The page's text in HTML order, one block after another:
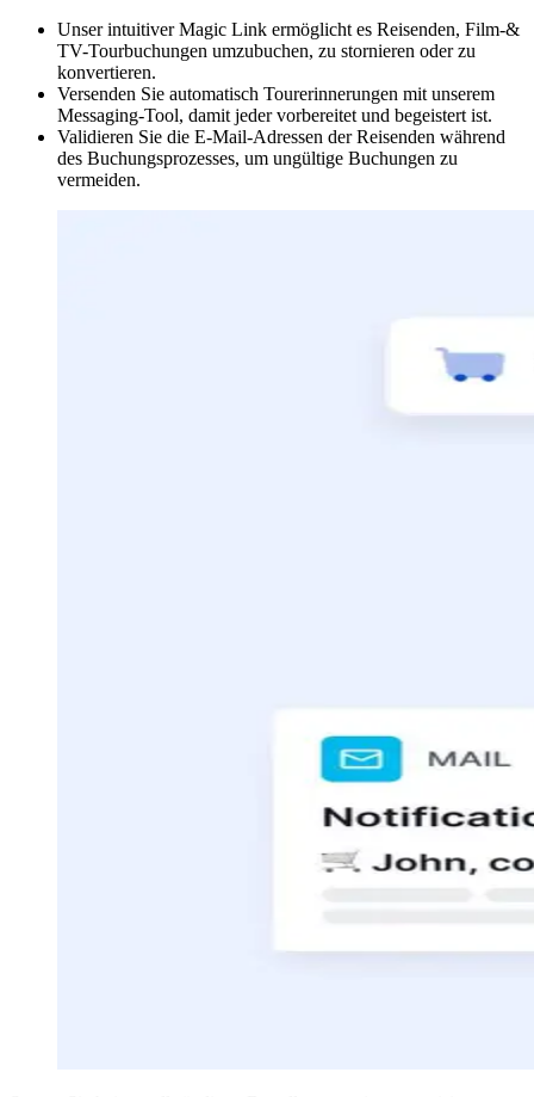
Unser intuitiver Magic Link ermöglicht es Reisenden, Film-&
TV-Tourbuchungen umzubuchen, zu stornieren oder zu
konvertieren.
Versenden Sie automatisch Tourerinnerungen mit unserem
Messaging-Tool, damit jeder vorbereitet und begeistert ist.
Validieren Sie die E-Mail-Adressen der Reisenden während
des Buchungsprozesses, um ungültige Buchungen zu
vermeiden.